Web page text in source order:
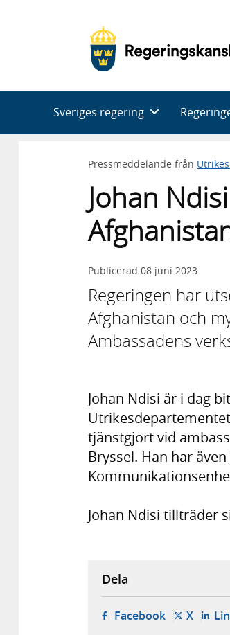
Sveriges regering
Pressmeddelande från
Johan
Publicerad 08 juni 2023
Regeringen har
Afghanistan och
Ambassadens
Johan Ndisi är i dag
tjänstgjort vid
Bryssel. Han har
Johan Ndisi tillträder
Dela
Facebook- öppnas i
X-